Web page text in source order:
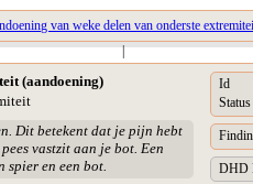
van weke delen van onderste
|
(aandoening)
Dit betekent dat je pijn hebt
vastzit aan je bot. Een
spier en een bot.
Id
Status
DHD